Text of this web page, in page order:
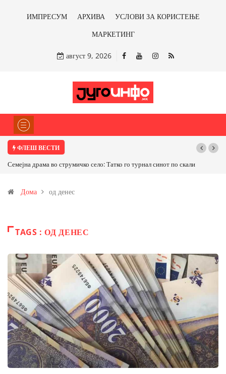
ИМПРЕСУМ АРХИВА
УСЛОВИ ЗА КОРИСТЕЊЕ
МАРКЕТИНГ
август 9, 2026
ФЛЕШ ВЕСТИ
Семејна драма во струмичко село: Татко го турнал синот по скали
Дома од денес
TAGS : ОД ДЕНЕС